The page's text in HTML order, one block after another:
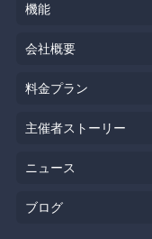
機能
会社概要
料金プラン
主催者ストーリー
ニュース
ブログ